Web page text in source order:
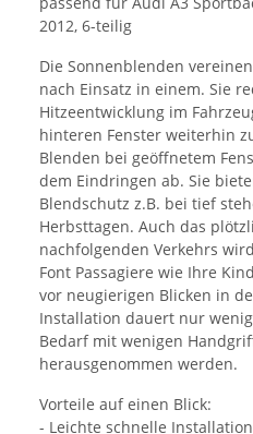
2012, 6-teilig
Die Sonnenblenden
nach Einsatz in einem. Sie
Hitzeentwicklung im
hinteren Fenster weiterhin
Blenden bei geöffnetem
dem Eindringen ab. Sie
Blendschutz z.B. bei tief
Herbsttagen. Auch das
nachfolgenden Verkehrs
Font Passagiere wie Ihre
vor neugierigen Blicken in
Installation dauert nur
Bedarf mit wenigen
herausgenommen werden.
Vorteile auf einen Blick:
- Leichte schnelle Installation